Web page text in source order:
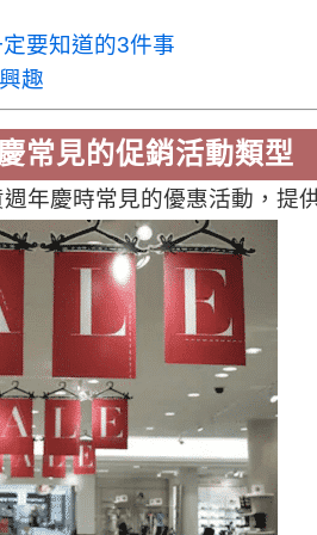
要知道的3件事
趣
常見的促銷活動類型
年慶時常見的優惠活動，提